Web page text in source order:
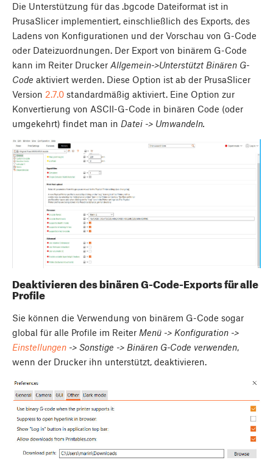
Die Unterstützung für das .bgcode Dateiformat ist in
PrusaSlicer implementiert, einschließlich des Exports, des
Ladens von Konfigurationen und der Vorschau von G-Code
oder Dateizuordnungen. Der Export von binärem G-Code
kann im Reiter Drucker Allgemein->Unterstützt Binären G-
Code aktiviert werden. Diese Option ist ab der PrusaSlicer
Version 2.7.0 standardmäßig aktiviert. Eine Option zur
Konvertierung von ASCII-G-Code in binären Code (oder
umgekehrt) findet man in Datei -> Umwandeln.
Deaktivieren des binären G-Code-Exports für alle
Profile
Sie können die Verwendung von binärem G-Code sogar
global für alle Profile im Reiter Menü -> Konfiguration ->
Einstellungen -> Sonstige -> Binären G-Code verwenden,
wenn der Drucker ihn unterstützt, deaktivieren.